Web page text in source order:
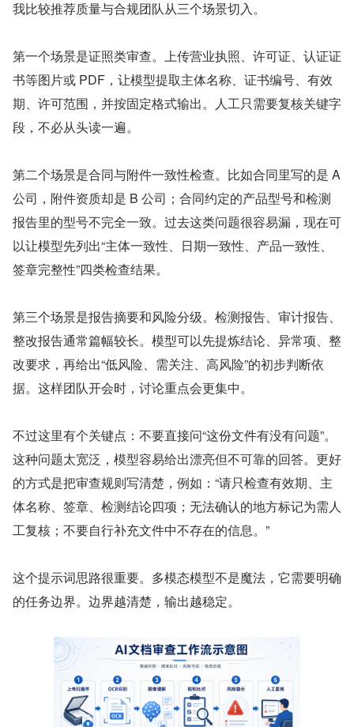
我比较推荐质量与合规团队从三个场景切入。
第一个场景是证照类审查。上传营业执照、许可证、认证证
书等图片或 PDF，让模型提取主体名称、证书编号、有效
期、许可范围，并按固定格式输出。人工只需要复核关键字
段，不必从头读一遍。
第二个场景是合同与附件一致性检查。比如合同里写的是 A
公司，附件资质却是 B 公司；合同约定的产品型号和检测
报告里的型号不完全一致。过去这类问题很容易漏，现在可
以让模型先列出“主体一致性、日期一致性、产品一致性、
签章完整性”四类检查结果。
第三个场景是报告摘要和风险分级。检测报告、审计报告、
整改报告通常篇幅较长。模型可以先提炼结论、异常项、整
改要求，再给出“低风险、需关注、高风险”的初步判断依
据。这样团队开会时，讨论重点会更集中。
不过这里有个关键点：不要直接问“这份文件有没有问题”。
这种问题太宽泛，模型容易给出漂亮但不可靠的回答。更好
的方式是把审查规则写清楚，例如：“请只检查有效期、主
体名称、签章、检测结论四项；无法确认的地方标记为需人
工复核；不要自行补充文件中不存在的信息。”
这个提示词思路很重要。多模态模型不是魔法，它需要明确
的任务边界。边界越清楚，输出越稳定。